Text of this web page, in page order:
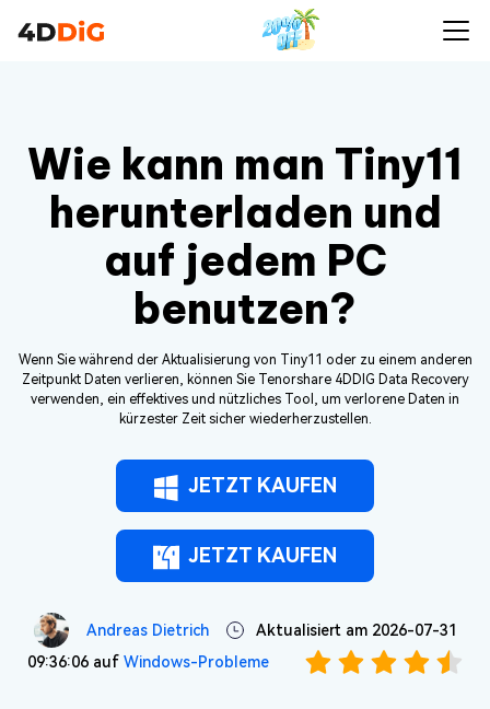
Wie kann man Tiny11
herunterladen und
auf jedem PC
benutzen?
Wenn Sie während der Aktualisierung von Tiny11 oder zu einem anderen
Zeitpunkt Daten verlieren, können Sie Tenorshare 4DDIG Data Recovery
verwenden, ein effektives und nützliches Tool, um verlorene Daten in
kürzester Zeit sicher wiederherzustellen.
JETZT KAUFEN
JETZT KAUFEN
Andreas Dietrich
Aktualisiert am 2026-07-31
09:36:06 auf Windows-Probleme